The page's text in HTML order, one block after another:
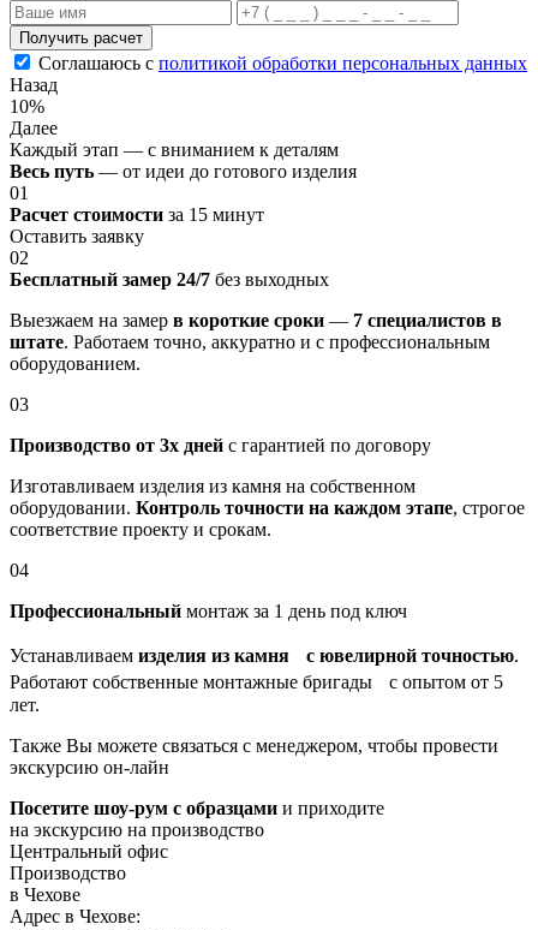
Получить расчет
Соглашаюсь с политикой обработки персональных данных
Назад
10%
Далее
Каждый этап — с вниманием к деталям
Весь путь — от идеи до готового изделия
01
Расчет стоимости за 15 минут
Оставить заявку
02
Бесплатный замер 24/7 без выходных
Выезжаем на замер в короткие сроки — 7 специалистов в
штате. Работаем точно, аккуратно и с профессиональным
оборудованием.
03
Производство от 3х дней с гарантией по договору
Изготавливаем изделия из камня на собственном
оборудовании. Контроль точности на каждом этапе, строгое
соответствие проекту и срокам.
04
Профессиональный монтаж за 1 день под ключ
Устанавливаем изделия из камня с ювелирной точностью.
Работают собственные монтажные бригады с опытом от 5
лет.
Также Вы можете связаться с менеджером, чтобы провести
экскурсию он-лайн
Посетите шоу-рум с образцами и приходите
на экскурсию на производство
Центральный офис
Производство
в Чехове
Адрес в Чехове: